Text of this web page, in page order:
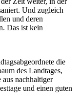
Und zugleich
und deren
Das ist kein
die
des Landtages,
nachhaltiger
und einen guten